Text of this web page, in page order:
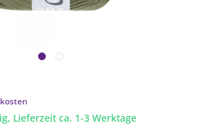
Lieferzeit ca. 1-3 Werktage